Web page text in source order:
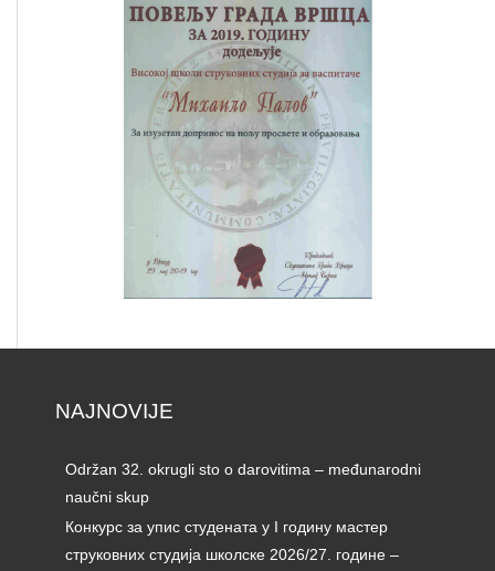
NAJNOVIJE
Održan 32. okrugli sto o darovitima – međunarodni
naučni skup
Конкурс за упис студената у I годину мастер
струковних студија школске 2026/27. године –